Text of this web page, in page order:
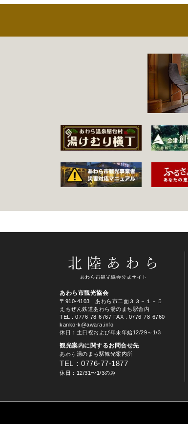
あわら市観光協会
〒910-4103 あわら市二面３３－１－５
えちぜん鉄道あわら湯のまち駅舎内
TEL
: 0776-78-6767 FAX : 0776-78-6760
kanko-k@awara.info
休日：土日祝および年末年始12/29～1/3
観光案内に関するお問合せ先
あわら湯のまち駅観光案内所
TEL：0776-77-1877
休日：12/31〜1/3のみ